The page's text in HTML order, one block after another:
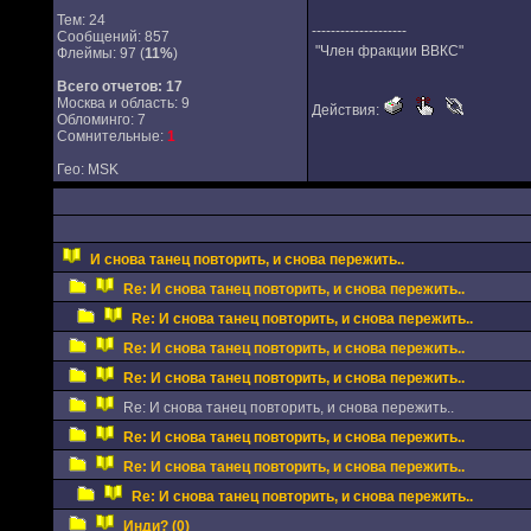
Тем: 24
Сообщений: 857
Флеймы: 97 (11%)
Всего отчетов: 17
Москва и область: 9
Обломинго: 7
Сомнительные: 1
Гео: MSK
--------------------
"Член фракции ВВКС"
Действия:
И снова танец повторить, и снова пережить..
Re: И снова танец повторить, и снова пережить..
Re: И снова танец повторить, и снова пережить..
Re: И снова танец повторить, и снова пережить..
Re: И снова танец повторить, и снова пережить..
Re: И снова танец повторить, и снова пережить..
Re: И снова танец повторить, и снова пережить..
Re: И снова танец повторить, и снова пережить..
Re: И снова танец повторить, и снова пережить..
Инди? (0)